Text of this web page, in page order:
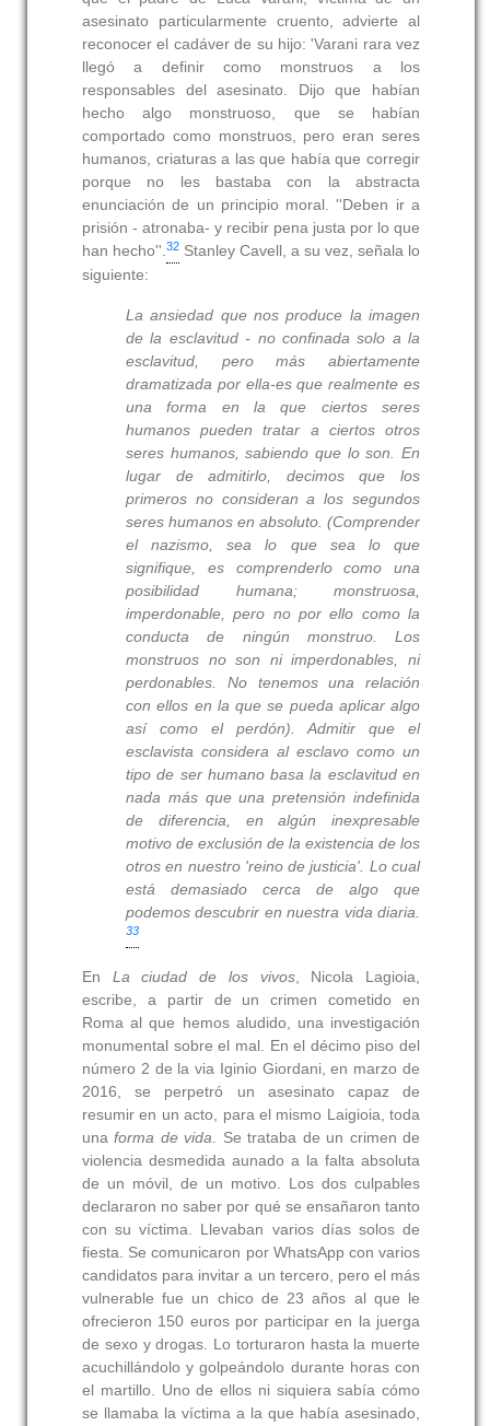
asesinato particularmente cruento, advierte al
reconocer el cadáver de su hijo: 'Varani rara vez
llegó a definir como monstruos a los
responsables del asesinato. Dijo que habían
hecho algo monstruoso, que se habían
comportado como monstruos, pero eran seres
humanos, criaturas a las que había que corregir
porque no les bastaba con la abstracta
enunciación de un principio moral. ''Deben ir a
prisión - atronaba- y recibir pena justa por lo que
han hecho''.32 Stanley Cavell, a su vez, señala lo
siguiente:
La ansiedad que nos produce la imagen
de la esclavitud - no confinada solo a la
esclavitud, pero más abiertamente
dramatizada por ella-es que realmente es
una forma en la que ciertos seres
humanos pueden tratar a ciertos otros
seres humanos,sabiendo que lo son. En
lugar de admitirlo, decimos que los
primeros no consideran a los segundos
seres humanos en absoluto. (Comprender
el nazismo, sea lo que sea lo que
signifique, es comprenderlo como una
posibilidad humana; monstruosa,
imperdonable,pero no por ello como la
conducta de ningún monstruo. Los
monstruos no son ni imperdonables, ni
perdonables. No tenemos una relación
con ellos en la que se pueda aplicar algo
así como el perdón). Admitir que el
esclavista considera al esclavo como un
tipo de ser humano basa la esclavitud en
nada más que una pretensión indefinida
de diferencia, en algún inexpresable
motivo de exclusión de la existencia de los
otros en nuestro 'reino de justicia'. Lo cual
está demasiado cerca de algo que
podemos descubrir en nuestra vida diaria.
33
En La ciudad de los vivos, Nicola Lagioia,
escribe, a partir de un crimen cometido en
Roma al que hemos aludido, una investigación
monumental sobre el mal. En el décimo piso del
número 2 de la via Iginio Giordani, en marzo de
2016, se perpetró un asesinato capaz de
resumir en un acto, para el mismo Laigioia, toda
unaforma de vida. Se trataba de un crimen de
violencia desmedida aunado a la falta absoluta
de un móvil, de un motivo. Los dos culpables
declararon no saber por qué se ensañaron tanto
con su víctima. Llevaban varios días solos de
fiesta. Se comunicaron por WhatsApp con varios
candidatos para invitar a un tercero, pero el más
vulnerable fue un chico de 23 años al que le
ofrecieron 150 euros por participar en la juerga
de sexo y drogas. Lo torturaron hasta la muerte
acuchillándolo y golpeándolo durante horas con
el martillo. Uno de ellos ni siquiera sabía cómo
se llamaba la víctima a la que había asesinado,